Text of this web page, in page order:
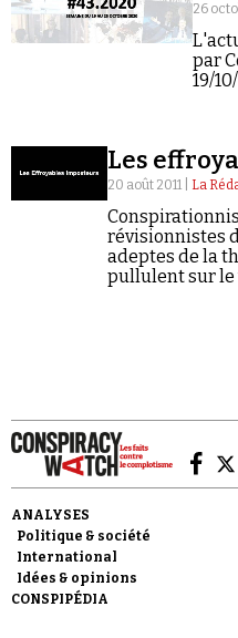
26
par
19/
Les
20 août 2011 | La
révisionnistes
adeptes de la
pullulent sur le
ANALYSES
Politique & société
International
Idées & opinions
CONSPIPÉDIA